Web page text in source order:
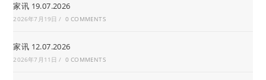
家讯 19.07.2026
2026年7月19日 / 0 COMMENTS
家讯 12.07.2026
2026年7月11日 / 0 COMMENTS